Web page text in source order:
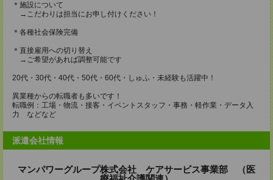
＊施設について
→こだわりは担当にお申し付けください！
＊各種社会保険完備
＊直接雇用への切り替え
→ご希望があれば調整可能です
20代・30代・40代・50代・60代・しゅふ・未経験も活躍中！
異業種からの転職者も多いです！
転職例：工場・物流・接客・イベントスタッフ・事務・軽作業・データ入
力 などなど
派遣会社情報
マンパワーグループ株式会社 ケアサービス事業部 （医